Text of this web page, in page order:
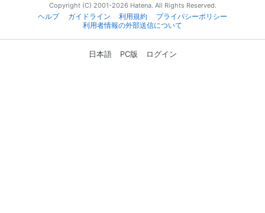
Copyright (C) 2001-2026 Hatena. All Rights Reserved.
ヘルプ
ガイドライン 利用規約
プライバシーポリシー
利用者情報の外部送信について
日本語 PC版 ログイン